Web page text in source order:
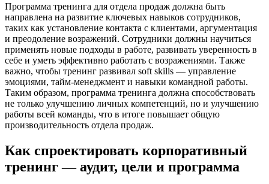
Программа тренинга для отдела продаж должна быть
направлена на развитие ключевых навыков сотрудников,
таких как установление контакта с клиентами, аргументация
и преодоление возражений. Сотрудники должны научиться
применять новые подходы в работе, развивать уверенность в
себе и уметь эффективно работать с возражениями. Также
важно, чтобы тренинг развивал soft skills — управление
эмоциями, тайм-менеджмент и навыки командной работы.
Таким образом, программа тренинга должна способствовать
не только улучшению личных компетенций, но и улучшению
работы всей команды, что в итоге повышает общую
производительность отдела продаж.
Как спроектировать корпоративный
тренинг — аудит, цели и программа